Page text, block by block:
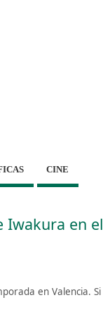
CINE
Iwakura en el
en Valencia. Si